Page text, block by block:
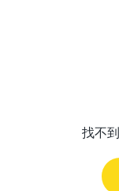
找不